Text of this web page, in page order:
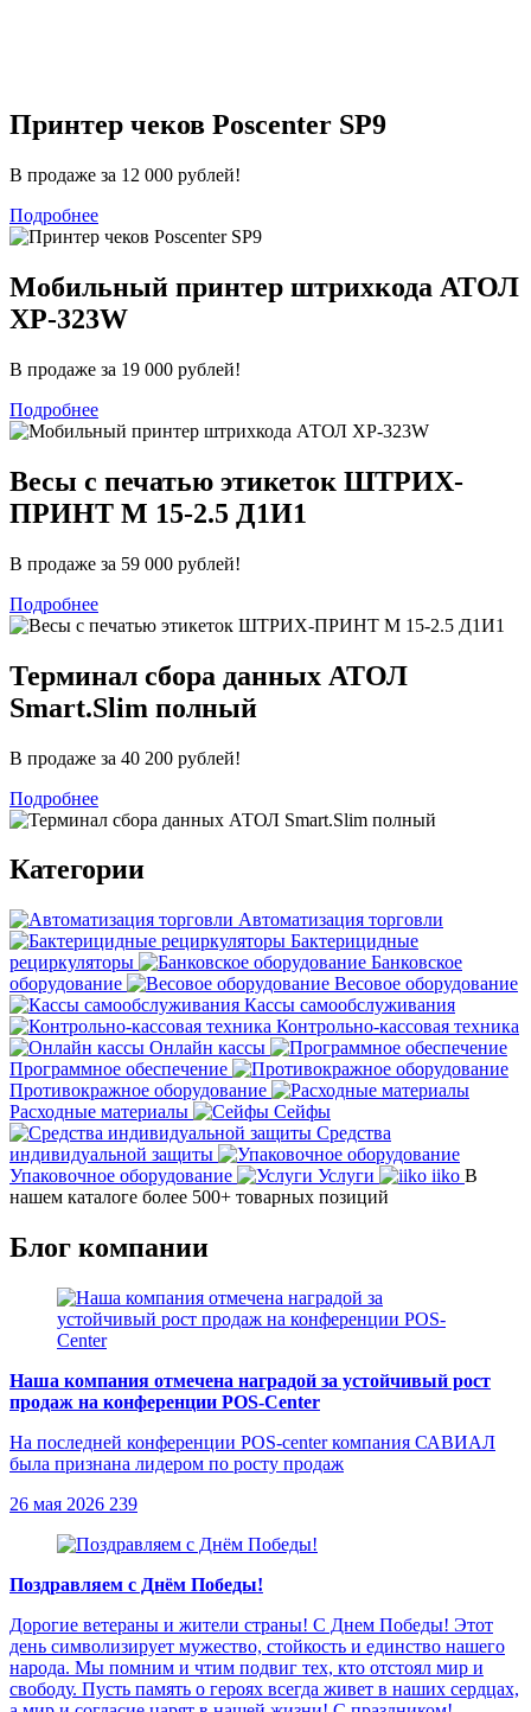
Принтер чеков Poscenter SP9
В продаже за 12 000 рублей!
Подробнее
Мобильный принтер штрихкода АТОЛ
XP-323W
В продаже за 19 000 рублей!
Подробнее
Весы с печатью этикеток ШТРИХ-
ПРИНТ М 15-2.5 Д1И1
В продаже за 59 000 рублей!
Подробнее
Терминал сбора данных АТОЛ
Smart.Slim полный
В продаже за 40 200 рублей!
Подробнее
Категории
Автоматизация торговли
Бактерицидные
рециркуляторы
Банковское
оборудование
Весовое оборудование
Кассы самообслуживания
Контрольно-кассовая техника
Онлайн кассы
Программное обеспечение
Противокражное оборудование
Расходные материалы
Сейфы
Средства
индивидуальной защиты
Упаковочное оборудование
Услуги iiko В
нашем каталоге более 500+ товарных позиций
Блог компании
Наша компания отмечена наградой за устойчивый рост
продаж на конференции POS-Center
На последней конференции POS-center компания САВИАЛ
была признана лидером по росту продаж
26 мая 2026 239
Поздравляем с Днём Победы!
Дорогие ветераны и жители страны! С Днем Победы! Этот
день символизирует мужество, стойкость и единство нашего
народа. Мы помним и чтим подвиг тех, кто отстоял мир и
свободу. Пусть память о героях всегда живет в наших сердцах,